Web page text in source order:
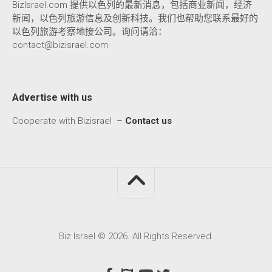
BizIsrael.com 提供以色列的最新消息，包括商业新闻，经济
新闻，以色列旅游信息及创新科技。我们也帮助您联系最好的
以色列旅游考察地接公司。询问请洽：
contact@bizisrael.com
Advertise with us
Cooperate with Bizisrael – Contact us
Biz Israel © 2026. All Rights Reserved.